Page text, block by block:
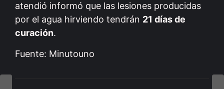
atendió informó que las lesiones producidas
por el agua hirviendo tendrán 21 días de
curación.
Fuente: Minutouno